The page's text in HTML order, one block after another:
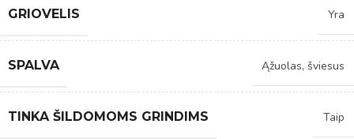
GRIOVELIS Yra
SPALVA Ąžuolas, šviesus
TINKA ŠILDOMOMS GRINDIMS Taip